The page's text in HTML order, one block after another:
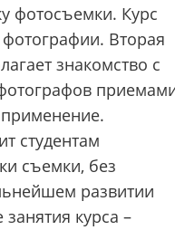
фотосъемки. Курс
Вторая
знакомство с
студентам
съемки, без
развитии
курса –